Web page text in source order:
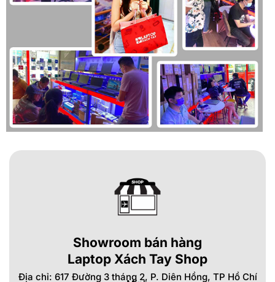
Showroom bán hàng
Laptop Xách Tay Shop
Địa chỉ: 617 Đường 3 tháng 2, P. Diên Hồng, TP Hồ Chí